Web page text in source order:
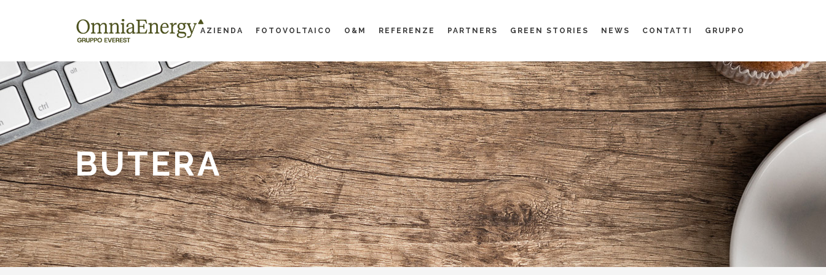
AZIENDA FOTOVOLTAICO O&M REFERENZE PARTNERS GREEN STORIES NEWS CONTATTI GRUPPO
BUTERA